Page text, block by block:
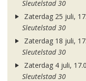
Sleutelstad 30
Zaterdag 25 juli,
Sleutelstad 30
Zaterdag 18 juli,
Sleutelstad 30
Zaterdag 4 juli,
Sleutelstad 30